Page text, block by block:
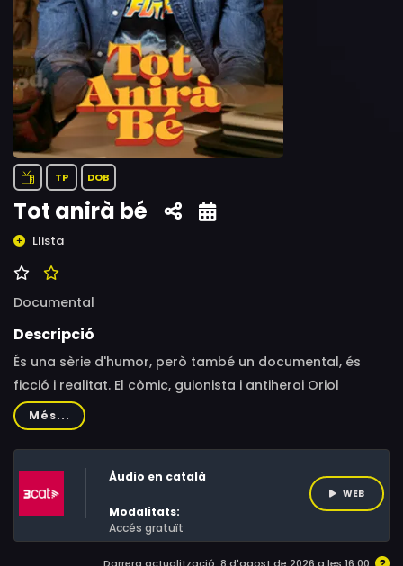
TP DOB
Tot anirà bé
Llista
Documental
Descripció
És una sèrie d'humor, però també un documental, és
ficció i realitat. El còmic, guionista i antiheroi Oriol
Parreño construeix un programa ple de gags que
reflexionen sobre temes com l'estrès, les relacions
personals, les enveges o les pors.
Més...
Àudio en català
Modalitats:
Accés gratuït
WEB